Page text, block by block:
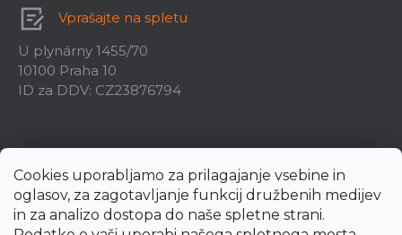
Cookies uporabljamo za prilagajanje vsebine in
oglasov, za zagotavljanje funkcij družbenih medijev
in za analizo dostopa do naše spletne strani.
Vprašajte na spletu
U plynárny 1455/70
10100 Praha 10
ID za DDV: CZ23876794